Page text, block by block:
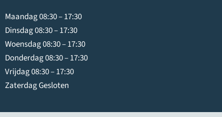
Maandag 08:30 – 17:30
Dinsdag 08:30 – 17:30
Woensdag 08:30 – 17:30
Donderdag 08:30 – 17:30
Vrijdag 08:30 – 17:30
Zaterdag Gesloten